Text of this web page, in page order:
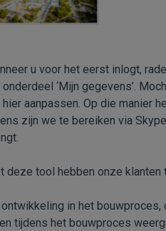
u voor het eerst inlogt,
onderdeel ‘Mijn gegevens’.
hier aanpassen. Op die manier
zijn we te bereiken via
deze tool hebben onze klanten
ontwikkeling in het
tijdens het bouwproces